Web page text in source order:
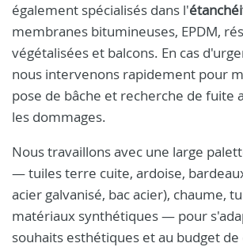
également spécialisés dans l'
membranes bitumineuses, EPDM,
végétalisées et balcons. En cas
nous intervenons rapidement pour
pose de bâche et recherche de fuite
les dommages.
Nous travaillons avec une large
— tuiles terre cuite, ardoise,
acier galvanisé, bac acier), chaume,
matériaux synthétiques — pour
souhaits esthétiques et au budget